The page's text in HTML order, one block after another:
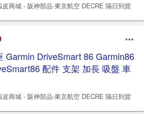
皮商城 - 阪神部品-東京航空 DECRE 隔日到貨
Garmin DriveSmart 86 Garmin86
配件 支架 加長 吸盤 車
皮商城 - 阪神部品-東京航空 DECRE 隔日到貨